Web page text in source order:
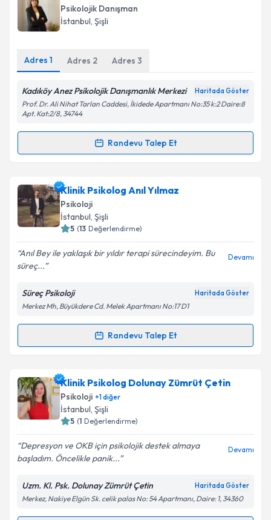
Takvim Talebini Gönder
oluşturun. Size bu uzmandan randevu almanız için bir
takvim hazırlandığında e-posta ile bilgilendireceğiz.
Kişisel verilerimin işlenmesine ilişkinAydınlatma
Metni'ni okudum ve kişisel verilerimin belirtilen
Psikolojik Danışman
İstanbul, Şişli
Adres 1 Adres 2 Adres 3
Kadıköy Anez Psikolojik Danışmanlık Merkezi Haritada Göster
Prof. Dr. Ali Nihat Tarlan Caddesi, İkidede Apartmanı No:35 k:2 Daire:8
Apt. Kat:2/8, 34744
Randevu Talep Et
Randevu Takvimi Talebi
Psk. Dan. Ayça Afra Tombuliçin randevu takvimi
talebi oluşturun. Size bu uzmandan randevu almanız
için bir takvim hazırlandığında e-posta ile
bilgilendireceğiz.
E-posta Adresiniz
Kişisel verilerimin işlenmesine ilişkin
Metni'ni okudum ve kişisel verilerimin belirtilen
kapsamda işlenmesini kabul ediyorum.
Klinik Psikolog Anıl Yılmaz
Psikoloji
İstanbul, Şişli
5 (13 Değerlendirme)
Anıl Bey ile yaklaşık bir yıldır terapi sürecindeyim. Bu
süreç...
Devamı
Süreç Psikoloji Haritada Göster
Merkez Mh, Büyükdere Cd. Melek Apartmanı No:17 D1
Randevu Talep Et
Randevu Takvimi Talebi
Klinik Psikolog Anıl Yılmaziçin randevu takvimi
talebi oluşturun. Size bu uzmandan randevu almanız
için bir takvim hazırlandığında e-posta ile
bilgilendireceğiz.
E-posta Adresiniz
Kişisel verilerimin işlenmesine ilişkinAydınlatma
Metni'ni okudum ve kişisel verilerimin belirtilen
Klinik Psikolog Dolunay Zümrüt Çetin
Psikoloji +1diğer
İstanbul, Şişli
5 (1 Değerlendirme)
Depresyon ve OKB için psikolojik destek almaya
başladım. Öncelikle panik...
Devamı
Uzm. Kl. Psk. Dolunay Zümrüt Çetin Haritada Göster
Merkez, Nakiye Elgün Sk. celik palas No: 54 Apartmanı, Daire: 1, 34360